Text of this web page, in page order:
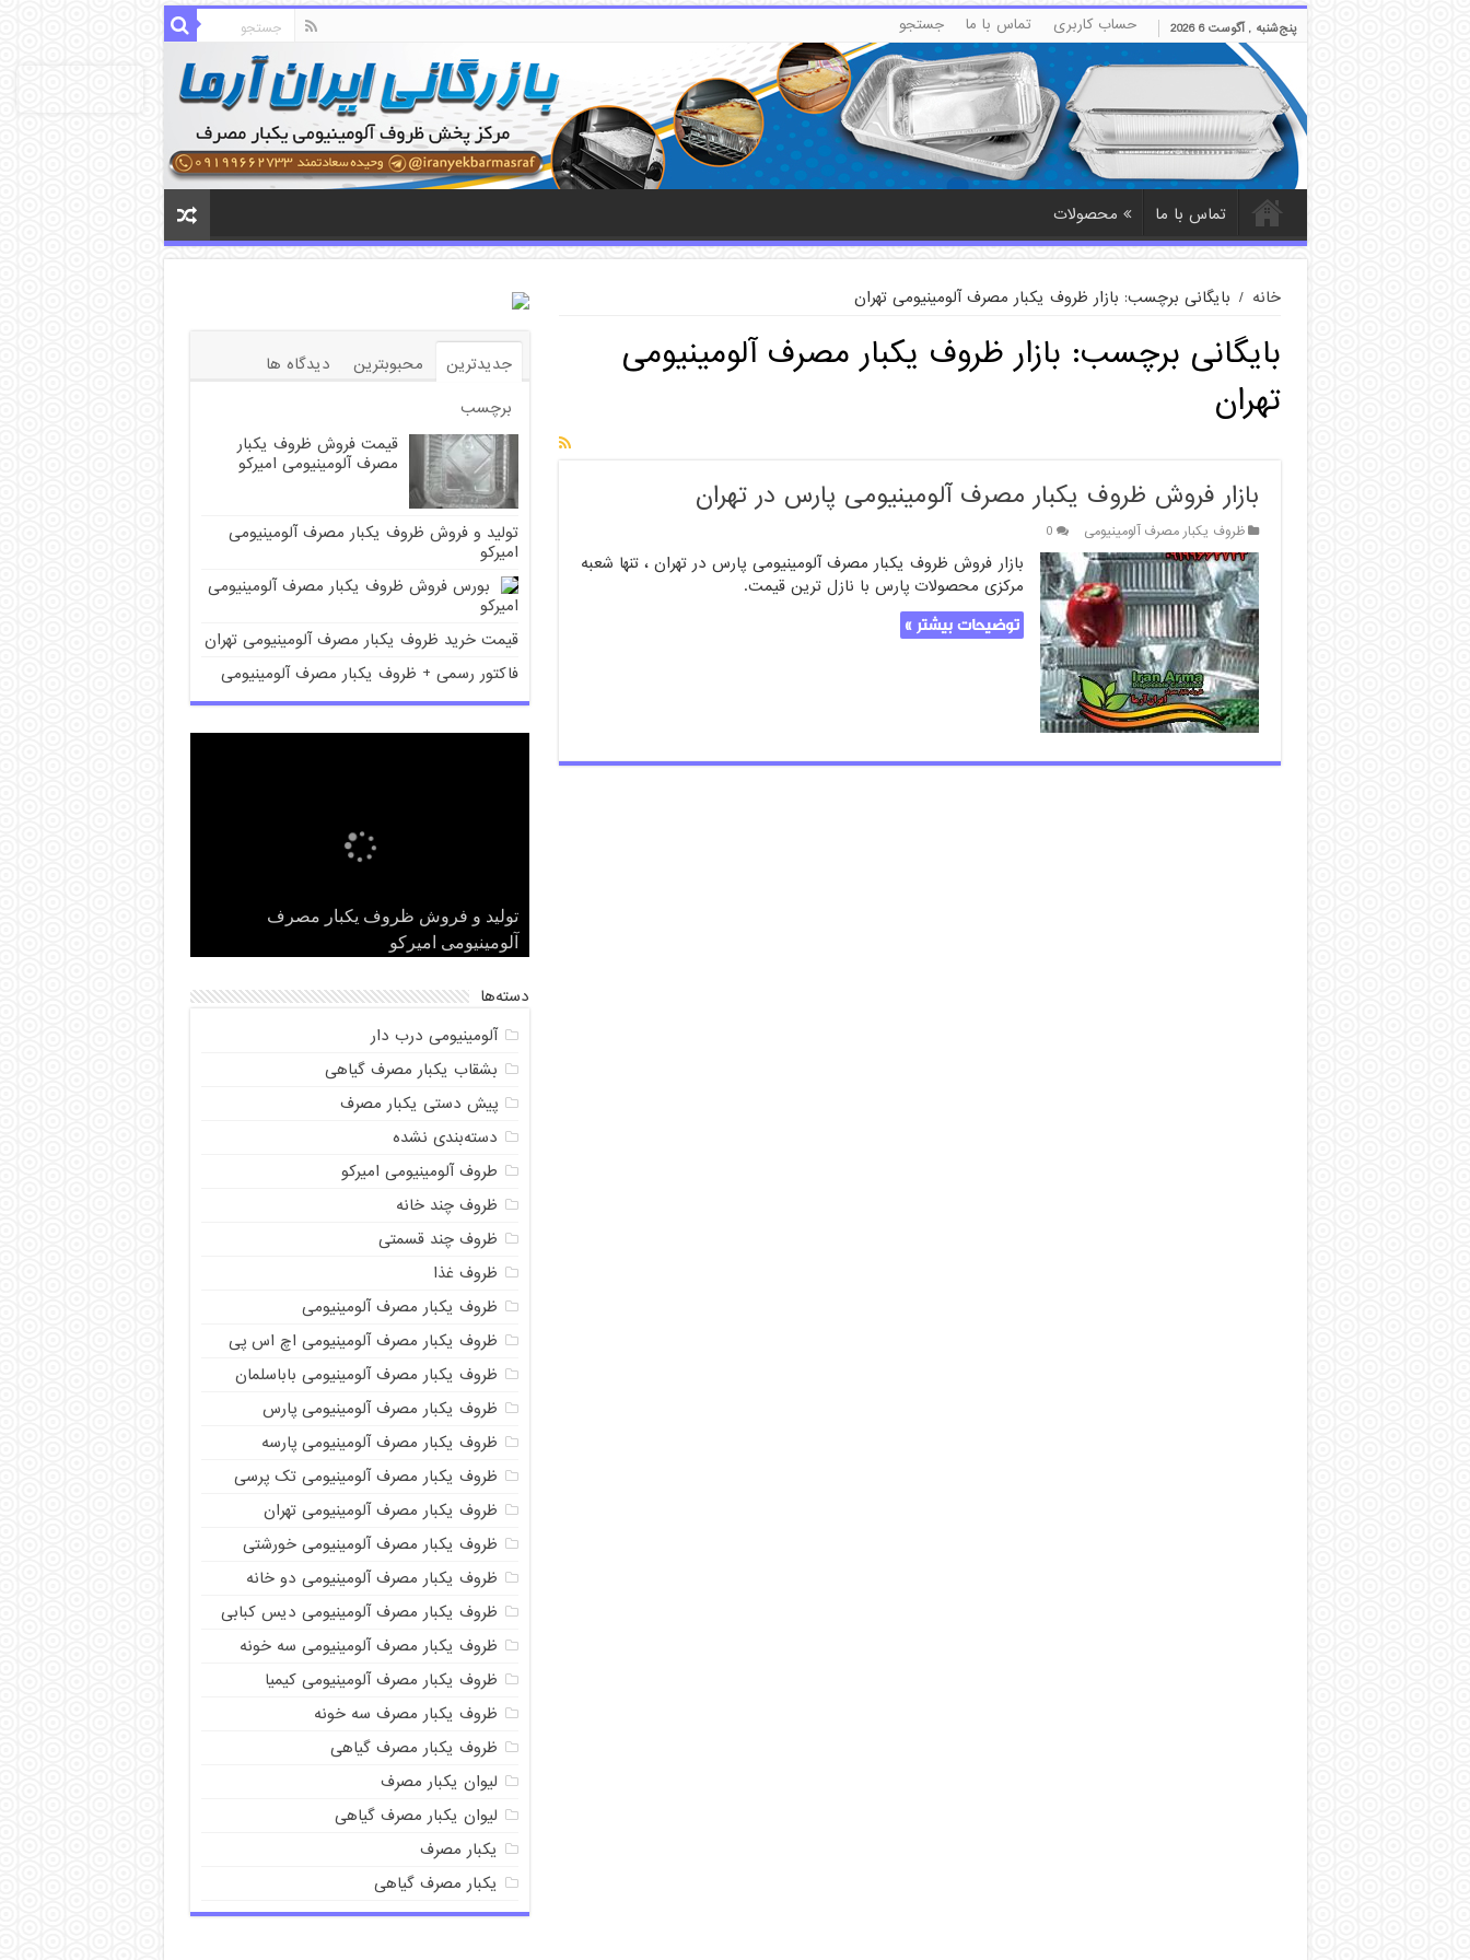
پنج‌شنبه , آگوست 6 2026 حساب کاربری تماس با ما جستجو
جستجو
برای:
دکمه جستجو
تماس با ما محصولات
خانه / بایگانی برچسب: بازار ظروف یکبار مصرف آلومینیومی تهران
بایگانی برچسب: بازار ظروف یکبار مصرف آلومینیومی
تهران
بازار فروش ظروف یکبار مصرف آلومینیومی پارس در تهران
ظروف یکبار مصرف آلومینیومی 0
بازار فروش ظروف یکبار مصرف آلومینیومی پارس در تهران ، تنها شعبه
مرکزی محصولات پارس با نازل ترین قیمت.
توضیحات بیشتر »
جدیدترین محبوبترین
دیدگاه ها
برچسب
قیمت فروش ظروف یکبار
مصرف آلومینیومی امیرکو
تولید و فروش ظروف یکبار مصرف آلومینیومی
امیرکو
بورس فروش ظروف یکبار مصرف آلومینیومی
امیرکو
قیمت خرید ظروف یکبار مصرف آلومینیومی تهران
فاکتور رسمی + ظروف یکبار مصرف آلومینیومی
قیمت فروش ظروف یکبار مصرف
آلومینیومی امیرکو
تولید و فروش ظروف یکبار مصرف
آلومینیومی امیرکو
بورس فروش ظروف یکبار مصرف
آلومینیومی امیرکو
قیمت خرید ظروف یکبار مصرف آلومینیومی
تهران
فاکتور رسمی + ظروف یکبار مصرف
آلومینیومی
دسته‌ها
آلومینیومی درب دار
بشقاب یکبار مصرف گیاهی
پیش دستی یکبار مصرف
دسته‌بندی نشده
طروف آلومینیومی امیرکو
ظروف چند خانه
ظروف چند قسمتی
ظروف غذا
ظروف یکبار مصرف آلومینیومی
ظروف یکبار مصرف آلومینیومی اچ اس پی
ظروف یکبار مصرف آلومینیومی باباسلمان
ظروف یکبار مصرف آلومینیومی پارس
ظروف یکبار مصرف آلومینیومی پارسه
ظروف یکبار مصرف آلومینیومی تک پرسی
ظروف یکبار مصرف آلومینیومی تهران
ظروف یکبار مصرف آلومینیومی خورشتی
ظروف یکبار مصرف آلومینیومی دو خانه
ظروف یکبار مصرف آلومینیومی دیس کبابی
ظروف یکبار مصرف آلومینیومی سه خونه
ظروف یکبار مصرف آلومینیومی کیمیا
ظروف یکبار مصرف سه خونه
ظروف یکبار مصرف گیاهی
لیوان یکبار مصرف
لیوان یکبار مصرف گیاهی
یکبار مصرف
یکبار مصرف گیاهی